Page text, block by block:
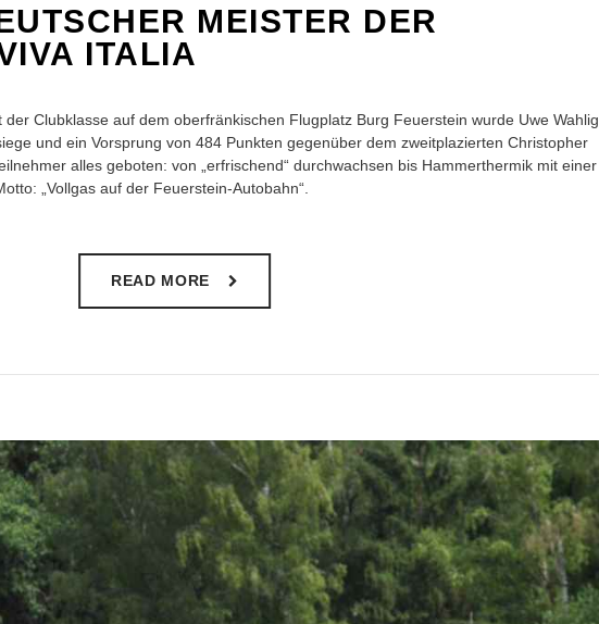
MEISTER DER
ITALIA
Clubklasse auf dem oberfränkischen Flugplatz Burg Feuerstein wurde Uwe Wahlig,
und ein Vorsprung von 484 Punkten gegenüber dem zweitplazierten Christopher
alles geboten: von „erfrischend“ durchwachsen bis Hammerthermik mit einer
„Vollgas auf der Feuerstein-Autobahn“.
READ MORE